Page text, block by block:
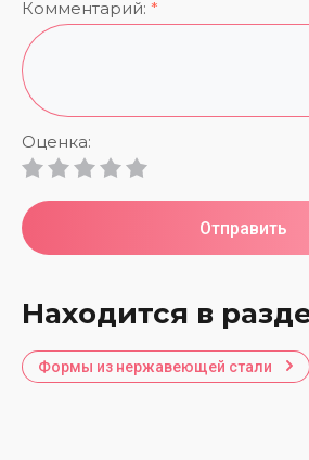
Комментарий: *
Оценка:
Отправить
Находится в
Формы из нержавеющей стали